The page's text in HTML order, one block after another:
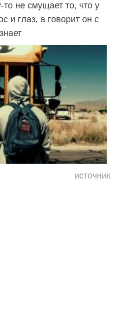
не смущает то, что у
и глаз, а говорит он с
источник